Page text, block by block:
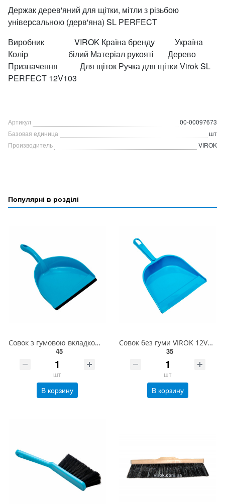
Держак дерев'яний для щітки, мітли з різьбою
універсальною (дерв'яна) SL PERFECT
Виробник VIROK Країна бренду Україна
Колір білий Матеріал рукояті Дерево
Призначення Для щіток Ручка для щітки Virok SL
PERFECT 12V103
Артикул
00-00097673
Базовая единица
шт
Производитель
VIROK
Популярні в розділі
Совок з гумовою вкладкою VIROK 12V028
45
шт
В корзину
Совок без гуми VIROK 12V027
35
шт
В корзину